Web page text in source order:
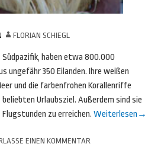
FLORIAN SCHIEGL
Südpazifik, haben etwa 800.000
ungefähr 350 Eilanden. Ihre weißen
und die farbenfrohen Korallenriffe
beliebten Urlaubsziel. Außerdem sind sie
zu erreichen. Weiterlesen →
EINEN KOMMENTAR